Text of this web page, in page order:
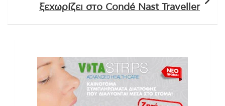
ξεχωρίζει στο Condé Nast Traveller